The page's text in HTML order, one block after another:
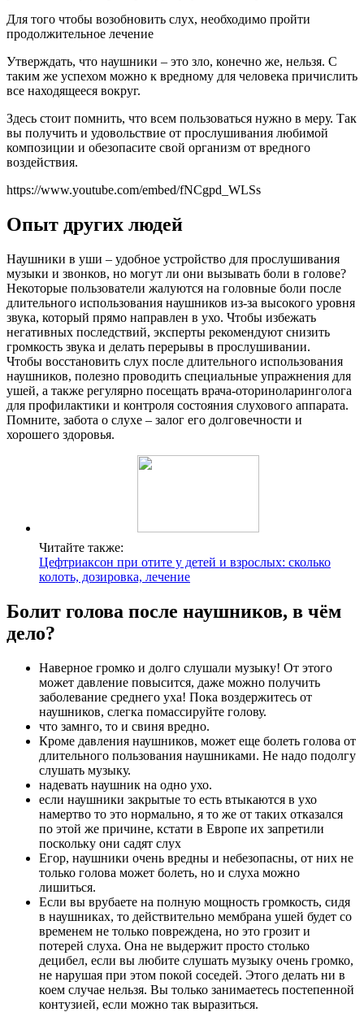
Для того чтобы возобновить слух, необходимо пройти
продолжительное лечение
Утверждать, что наушники – это зло, конечно же, нельзя. С
таким же успехом можно к вредному для человека причислить
все находящееся вокруг.
Здесь стоит помнить, что всем пользоваться нужно в меру. Так
вы получить и удовольствие от прослушивания любимой
композиции и обезопасите свой организм от вредного
воздействия.
https://www.youtube.com/embed/fNCgpd_WLSs
Опыт других людей
Наушники в уши – удобное устройство для прослушивания
музыки и звонков, но могут ли они вызывать боли в голове?
Некоторые пользователи жалуются на головные боли после
длительного использования наушников из-за высокого уровня
звука, который прямо направлен в ухо. Чтобы избежать
негативных последствий, эксперты рекомендуют снизить
громкость звука и делать перерывы в прослушивании.
Чтобы восстановить слух после длительного использования
наушников, полезно проводить специальные упражнения для
ушей, а также регулярно посещать врача-оториноларинголога
для профилактики и контроля состояния слухового аппарата.
Помните, забота о слухе – залог его долговечности и
хорошего здоровья.
Читайте также:
Цефтриаксон при отите у детей и взрослых: сколько
колоть, дозировка, лечение
Болит голова после наушников, в чём
дело?
Наверное громко и долго слушали музыку! От этого
может давление повысится, даже можно получить
заболевание среднего уха! Пока воздержитесь от
наушников, слегка помассируйте голову.
что замнго, то и свиня вредно.
Кроме давления наушников, может еще болеть голова от
длительного пользования наушниками. Не надо подолгу
слушать музыку.
надевать наушник на одно ухо.
если наушники закрытые то есть втыкаются в ухо
намертво то это нормально, я то же от таких отказался
по этой же причине, кстати в Европе их запретили
поскольку они садят слух
Егор, наушники очень вредны и небезопасны, от них не
только голова может болеть, но и слуха можно
лишиться.
Если вы врубаете на полную мощность громкость, сидя
в наушниках, то действительно мембрана ушей будет со
временем не только повреждена, но это грозит и
потерей слуха. Она не выдержит просто столько
децибел, если вы любите слушать музыку очень громко,
не нарушая при этом покой соседей. Этого делать ни в
коем случае нельзя. Вы только занимаетесь постепенной
контузией, если можно так выразиться.